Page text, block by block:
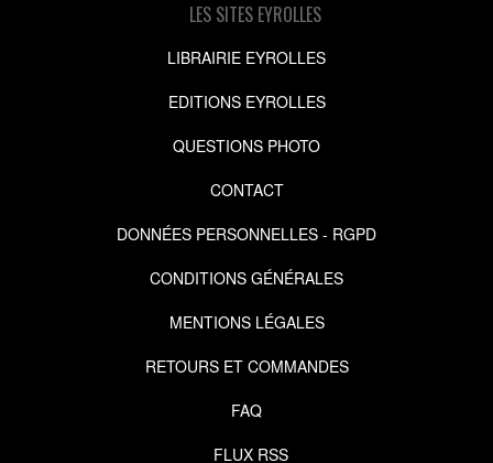
LES SITES EYROLLES
LIBRAIRIE EYROLLES
EDITIONS EYROLLES
QUESTIONS PHOTO
CONTACT
DONNÉES PERSONNELLES - RGPD
CONDITIONS GÉNÉRALES
MENTIONS LÉGALES
RETOURS ET COMMANDES
FAQ
FLUX RSS